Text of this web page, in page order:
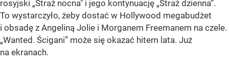
rosyjski „Straż nocna" i jego kontynuację „Straż dzienna”.
To wystarczyło, żeby dostać w Hollywood megabudżet
i obsadę z Angeliną Jolie i Morganem Freemanem na czele.
„Wanted. Ścigani” może się okazać hitem lata. Już
na ekranach.